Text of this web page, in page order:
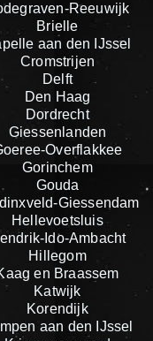
Reeuwijk
Brielle
aan den IJssel
Cromstrijen
Delft
Den Haag
Dordrecht
Giessenlanden
Overflakkee
Gorinchem
Gouda
Giessendam
Hellevoetsluis
Ido-Ambacht
Hillegom
en Braassem
Katwijk
Korendijk
aan den IJssel